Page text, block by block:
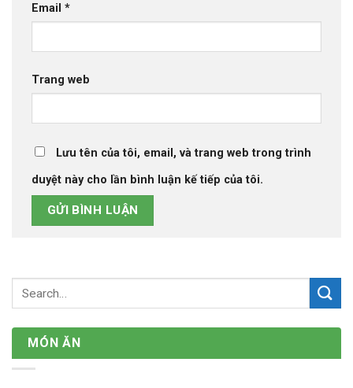
Email *
Trang web
Lưu tên của tôi, email, và trang web trong trình
duyệt này cho lần bình luận kế tiếp của tôi.
MÓN ĂN